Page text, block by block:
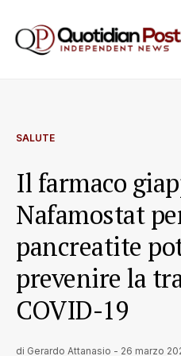
SALUTE
Il farmaco
Nafamostat
pancreatite
prevenire la
COVID-19
di Gerardo Attanasio - 26 marzo